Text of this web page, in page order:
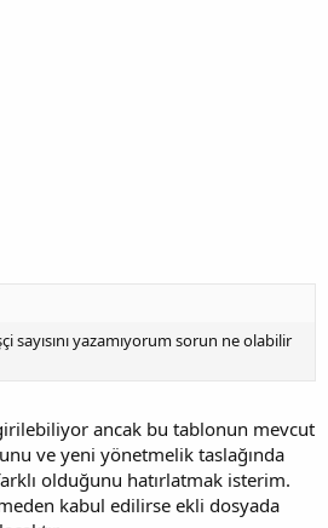
sayısını yazamıyorum sorun ne olabilir
ancak bu tablonun mevcut
ve yeni yönetmelik taslağında
olduğunu hatırlatmak isterim.
kabul edilirse ekli dosyada